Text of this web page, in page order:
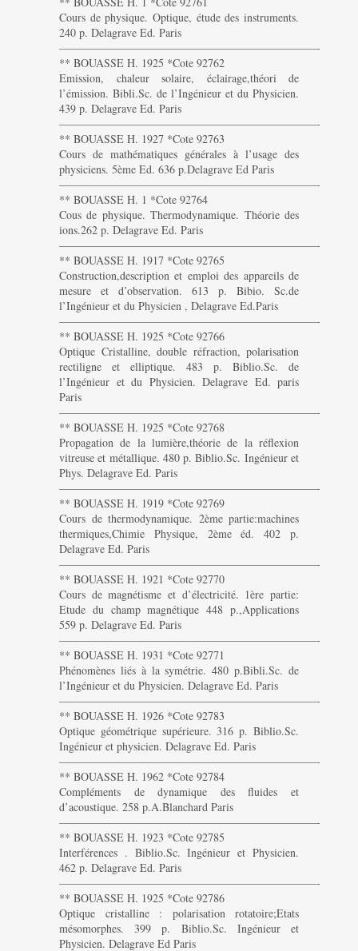
Cours de physique. Optique, étude des instruments.
240 p. Delagrave Ed. Paris
———————————————————————-
** BOUASSE H. 1925 *Cote 92762
Emission, chaleur solaire, éclairage,théori de
l’émission. Bibli.Sc. de l’Ingénieur et du Physicien.
439 p. Delagrave Ed. Paris
———————————————————————-
** BOUASSE H. 1927 *Cote 92763
Cours de mathématiques générales à l’usage des
physiciens. 5ème Ed. 636 p.Delagrave Ed Paris
———————————————————————-
** BOUASSE H. 1 *Cote 92764
Cous de physique. Thermodynamique. Théorie des
ions.262 p. Delagrave Ed. Paris
———————————————————————-
** BOUASSE H. 1917 *Cote 92765
Construction,description et emploi des appareils de
mesure et d’observation. 613 p. Bibio. Sc.de
l’Ingénieur et du Physicien , Delagrave Ed.Paris
———————————————————————-
** BOUASSE H. 1925 *Cote 92766
Optique Cristalline, double réfraction, polarisation
rectiligne et elliptique. 483 p. Biblio.Sc. de
l’Ingénieur et du Physicien. Delagrave Ed. paris
Paris
———————————————————————-
** BOUASSE H. 1925 *Cote 92768
Propagation de la lumière,théorie de la réflexion
vitreuse et métallique. 480 p. Biblio.Sc. Ingénieur et
Phys. Delagrave Ed. Paris
———————————————————————-
** BOUASSE H. 1919 *Cote 92769
Cours de thermodynamique. 2ème partie:machines
thermiques,Chimie Physique, 2ème éd. 402 p.
Delagrave Ed. Paris
———————————————————————-
** BOUASSE H. 1921 *Cote 92770
Cours de magnétisme et d’électricité. 1ère partie:
Etude du champ magnétique 448 p.,Applications
559 p. Delagrave Ed. Paris
———————————————————————-
** BOUASSE H. 1931 *Cote 92771
Phénomènes liés à la symétrie. 480 p.Bibli.Sc. de
l’Ingénieur et du Physicien. Delagrave Ed. Paris
———————————————————————-
** BOUASSE H. 1926 *Cote 92783
Optique géométrique supérieure. 316 p. Biblio.Sc.
Ingénieur et physicien. Delagrave Ed. Paris
———————————————————————-
** BOUASSE H. 1962 *Cote 92784
Compléments de dynamique des fluides et
d’acoustique. 258 p.A.Blanchard Paris
———————————————————————-
** BOUASSE H. 1923 *Cote 92785
Interférences . Biblio.Sc. Ingénieur et Physicien.
462 p. Delagrave Ed. Paris
———————————————————————-
** BOUASSE H. 1925 *Cote 92786
Optique cristalline : polarisation rotatoire;Etats
mésomorphes. 399 p. Biblio.Sc. Ingénieur et
Physicien. Delagrave Ed Paris